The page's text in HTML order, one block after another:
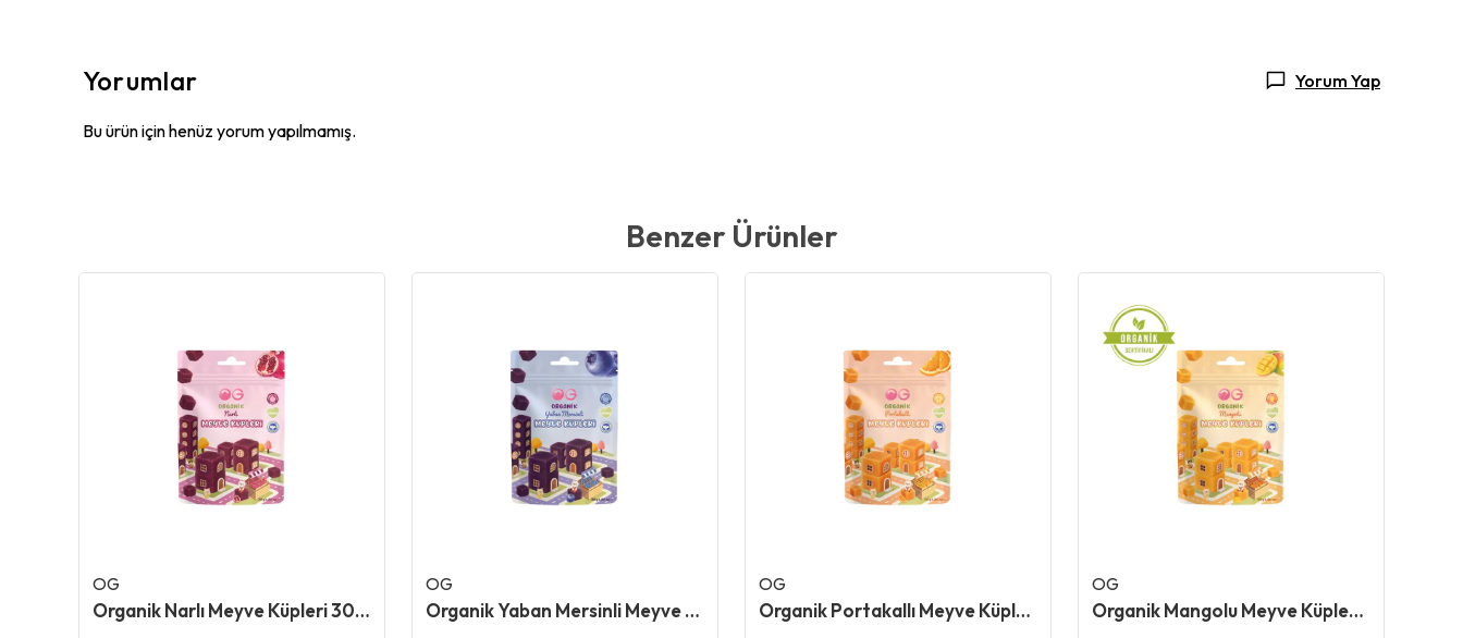
Yorumlar Yorum Yap
Bu ürün için henüz yorum yapılmamış.
Benzer Ürünler
OG
Organik Narlı Meyve Küpleri 30 Gr
OG
Organik Yaban Mersinli Meyve Küpleri 30 Gr
OG
Organik Portakallı Meyve Küpleri 30 Gr
OG
Organik Mangolu Meyve Küpleri 30 Gr - Og